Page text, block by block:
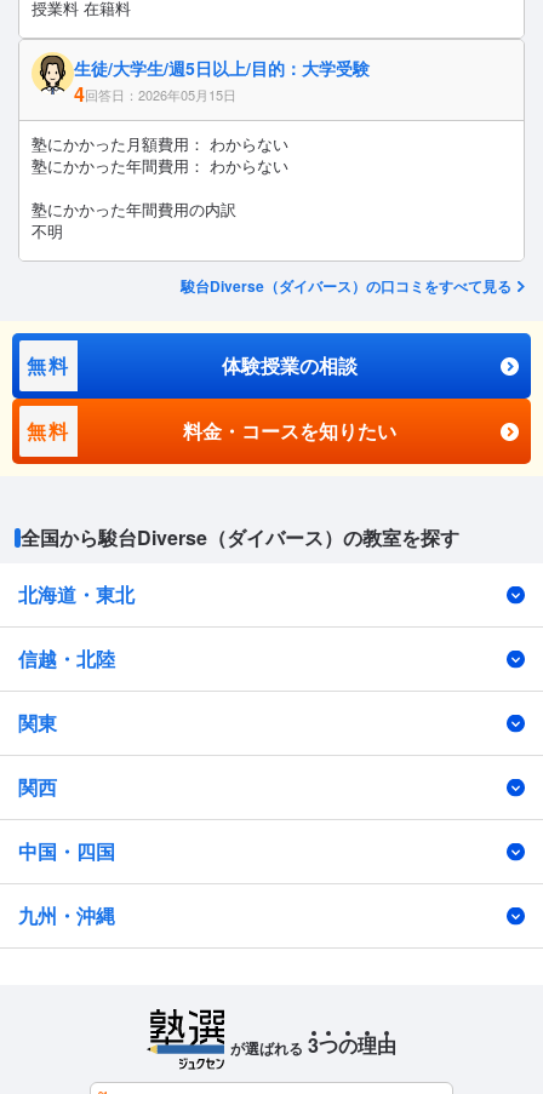
授業料 在籍料
生徒/大学生/週5日以上/目的：大学受験
4回答日：2026年05月15日
塾にかかった月額費用： わからない
塾にかかった年間費用： わからない
塾にかかった年間費用の内訳
不明
駿台Diverse（ダイバース）の口コミをすべて見る
無料 体験授業の相談
無料 料金・コースを知りたい
全国から駿台Diverse（ダイバース）の教室を探す
北海道・東北
信越・北陸
関東
関西
中国・四国
九州・沖縄
が選ばれる 3つの理由